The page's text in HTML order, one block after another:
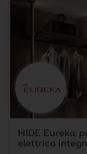
HIDE Eureka:
elettrica